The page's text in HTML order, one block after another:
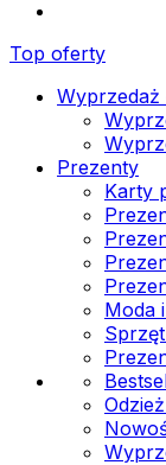
Top oferty
Wyprzedaż
Prezenty
Karty
Moda